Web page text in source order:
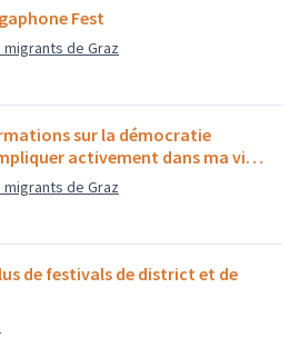
Fest
de Graz
sur la démocratie
activement dans ma vi…
de Graz
de festivals de district et de